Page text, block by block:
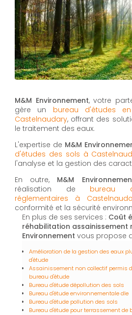
M&M Environnement, votre
gère un bureau d'études
Castelnaudary, offrant des
le traitement des eaux.
L'expertise de M&M
d'études des sols à
l'analyse et la gestion des
En outre, M&M
réalisation de bureau
réglementaires à
conformité et la sécurité
En plus de ses services : Coût
réhabilitation assainissement
Environnement vous propose
Amélioration de la gestion des eaux
d'étude
Assainissement non collectif permis
bureau d'étude
Bureau d'étude dépollution des sols
Bureau d'étude environnementale dle
Bureau d'étude pollution des sols
Bureau d'étude pour terrassement de